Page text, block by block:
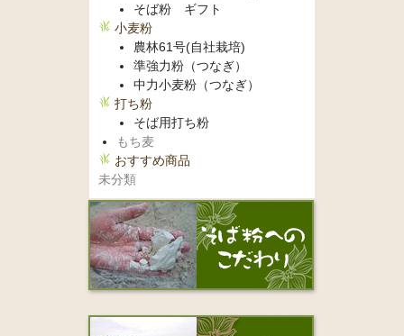
そば粉 ギフト
小麦粉
農林61号(自社栽培)
準強力粉（つなぎ）
中力小麦粉（つなぎ）
打ち粉
そば用打ち粉
もち麦
おすすめ商品
未分類